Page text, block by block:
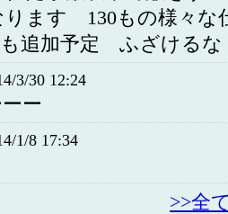
ります 130もの様々な
も追加予定 ふざけるな
3/30 12:24
ー
1/8 17:34
>>全